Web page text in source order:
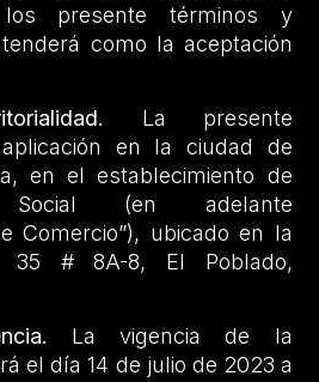
los presente términos y
como la aceptación
La presente
en la ciudad de
en el establecimiento de
(en adelante
Comercio”), ubicado en la
35 # 8A-8, El Poblado,
La vigencia de la
el día 14 de julio de 2023 a